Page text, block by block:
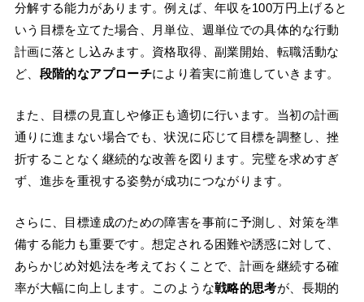
分解する能力があります。例えば、年収を100万円上げると
いう目標を立てた場合、月単位、週単位での具体的な行動
計画に落とし込みます。資格取得、副業開始、転職活動な
ど、 段階的なアプローチにより着実に前進していきます。
また、目標の見直しや修正も適切に行います。当初の計画
通りに進まない場合でも、状況に応じて目標を調整し、挫
折することなく継続的な改善を図ります。完璧を求めすぎ
ず、進歩を重視する姿勢が成功につながります。
さらに、目標達成のための障害を事前に予測し、対策を準
備する能力も重要です。想定される困難や誘惑に対して、
あらかじめ対処法を考えておくことで、計画を継続する確
率が大幅に向上します。このような戦略的思考が、長期的